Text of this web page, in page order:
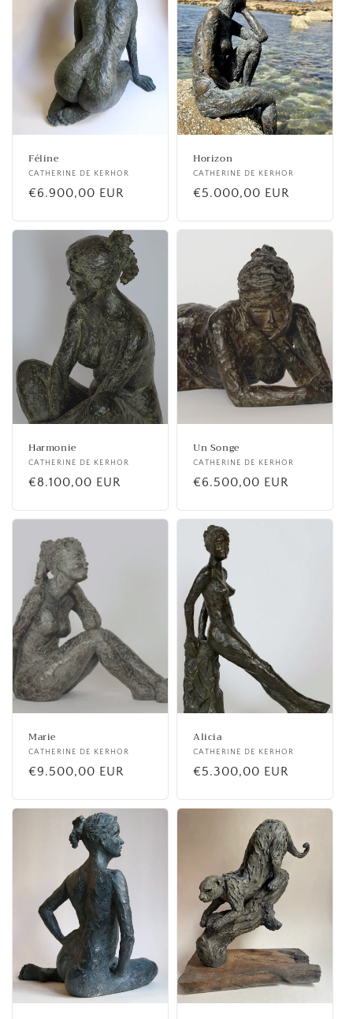
Féline
Fournisseur :
CATHERINE DE KERHOR
Prix
€6.900,00 EUR
Horizon
Fournisseur :
CATHERINE DE KERHOR
Prix
€5.000,00 EUR
Harmonie
Fournisseur :
CATHERINE DE KERHOR
Prix
€8.100,00 EUR
Un Songe
Fournisseur :
CATHERINE DE KERHOR
Prix
€6.500,00 EUR
Marie
Fournisseur :
CATHERINE DE KERHOR
Prix
€9.500,00 EUR
Alicia
Fournisseur :
CATHERINE DE KERHOR
Prix
€5.300,00 EUR